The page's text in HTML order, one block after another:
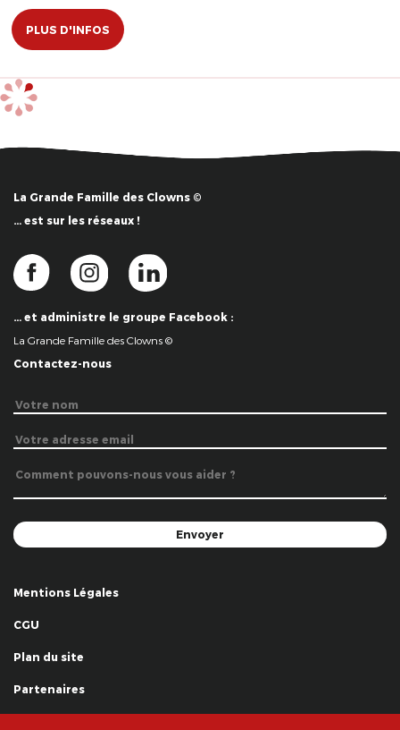
PLUS D'INFOS
La Grande Famille des Clowns ©
… est sur les réseaux !
… et administre le groupe Facebook :
La Grande Famille des Clowns ©
Contactez-nous
Mentions Légales
CGU
Plan du site
Partenaires